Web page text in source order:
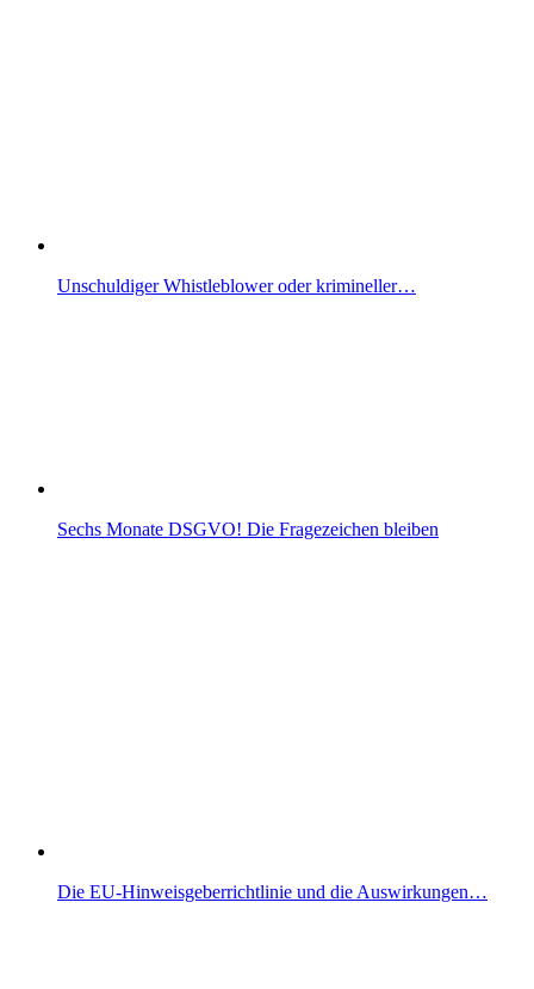
Unschuldiger Whistleblower oder krimineller…
Sechs Monate DSGVO! Die Fragezeichen bleiben
Die EU-Hinweisgeberrichtlinie und die Auswirkungen…